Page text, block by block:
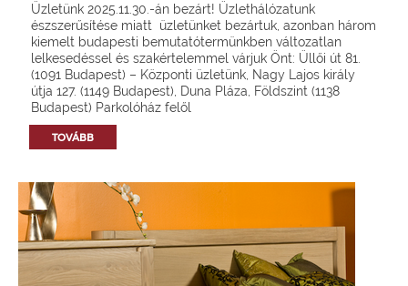
Üzletünk 2025.11.30.-án bezárt! Üzlethálózatunk
észszerűsítése miatt üzletünket bezártuk, azonban három
kiemelt budapesti bemutatótermünkben változatlan
lelkesedéssel és szakértelemmel várjuk Önt: Üllői út 81.
(1091 Budapest) – Központi üzletünk, Nagy Lajos király
útja 127. (1149 Budapest), Duna Pláza, Földszint (1138
Budapest) Parkolóház felől
TOVÁBB